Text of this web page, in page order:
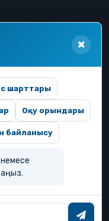
шарттары
Оқу орындары
байланысу